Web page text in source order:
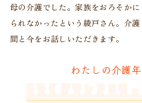
母の介護でした。家族をおろそか
られなかったという綾戸さん。介
間と今をお話しいただきます。
わたしの介護